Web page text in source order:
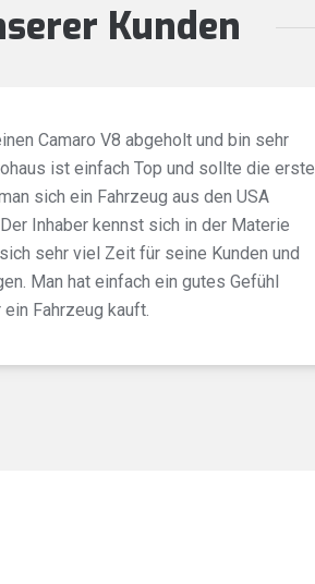
Kunden
Camaro V8 abgeholt und bin sehr
ist einfach Top und sollte die erste
sich ein Fahrzeug aus den USA
Inhaber kennst sich in der Materie
sehr viel Zeit für seine Kunden und
Man hat einfach ein gutes Gefühl
Fahrzeug kauft.